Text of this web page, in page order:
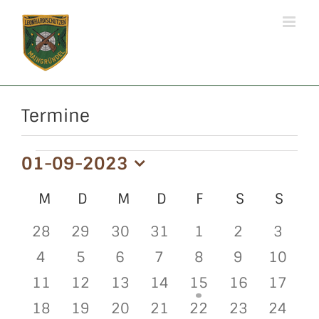
Inhalt
springen
Termine
Veranstaltungen
01-09-2023
wählen.
Kalender
Veranstaltungen
M MONTAG
D DIENSTAG
M MITTWOCH
D DONNERSTAG
F FREITAG
S SAMSTAG
S
0
Veranstaltungen
28
0
Veranstaltungen
29
0
Veranstaltungen
30
0
Veranstaltungen
31
0
Veranstaltungen
1
0
2
0
3
0
Veranstaltungen
4
0
Veranstaltungen
5
0
Veranstaltungen
6
0
Veranstaltungen
7
0
Veranstaltungen
8
0
9
0
10
0
Veranstaltungen
11
0
Veranstaltungen
12
0
Veranstaltungen
13
0
Veranstaltungen
14
1
Veranstaltung
15
0
16
0
17
0
18
0
19
0
20
0
21
1
22
0
23
0
24